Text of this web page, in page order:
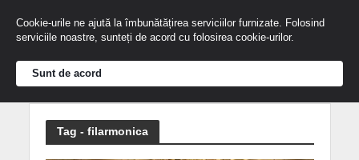
Tag - filarmonica
Cookie-urile ne ajută la îmbunătățirea serviciilor furnizate. Folosind
serviciile noastre, sunteți de acord cu folosirea cookie-urilor.
Sunt de acord